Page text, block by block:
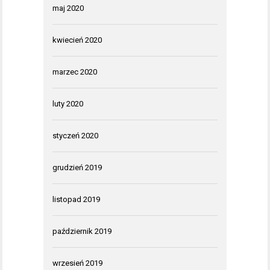
maj 2020
kwiecień 2020
marzec 2020
luty 2020
styczeń 2020
grudzień 2019
listopad 2019
październik 2019
wrzesień 2019